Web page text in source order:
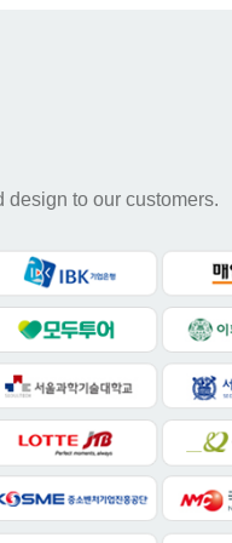
to our customers.